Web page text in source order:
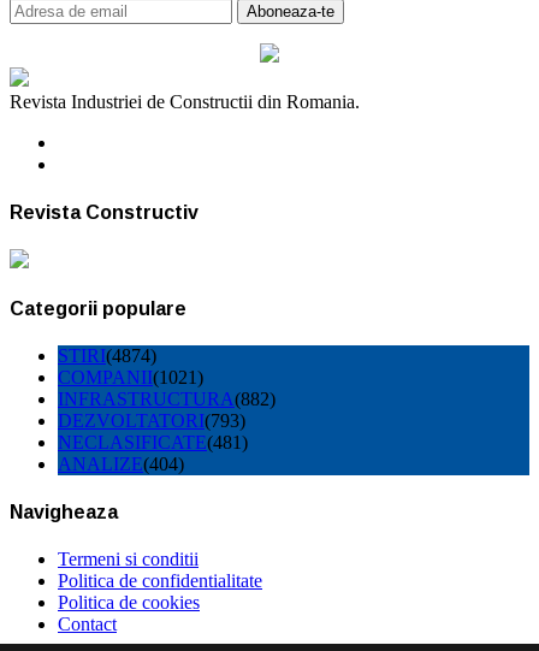
Revista Industriei de Constructii din Romania.
Revista Constructiv
Categorii populare
STIRI(4874)
COMPANII(1021)
INFRASTRUCTURA(882)
DEZVOLTATORI(793)
NECLASIFICATE(481)
ANALIZE(404)
Navigheaza
Termeni si conditii
Politica de confidentialitate
Politica de cookies
Contact